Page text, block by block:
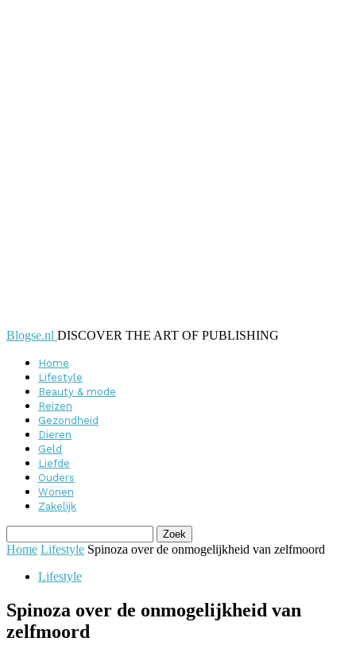
Blogse.nl DISCOVER THE ART OF PUBLISHING
Home
Lifestyle
Beauty & mode
Reizen
Gezondheid
Dieren
Geld
Liefde
Ouders
Wonen
Zakelijk
Home Lifestyle Spinoza over de onmogelijkheid van zelfmoord
Lifestyle
Spinoza over de onmogelijkheid van
zelfmoord